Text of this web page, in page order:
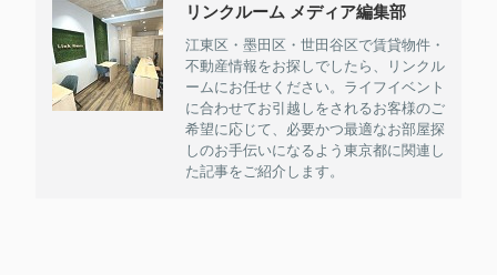
リンクルーム メディア編集部
江東区・墨田区・世田谷区で賃貸物件・
不動産情報をお探しでしたら、リンクル
ームにお任せください。ライフイベント
に合わせてお引越しをされるお客様のご
希望に応じて、必要かつ最適なお部屋探
しのお手伝いになるよう東京都に関連し
た記事をご紹介します。